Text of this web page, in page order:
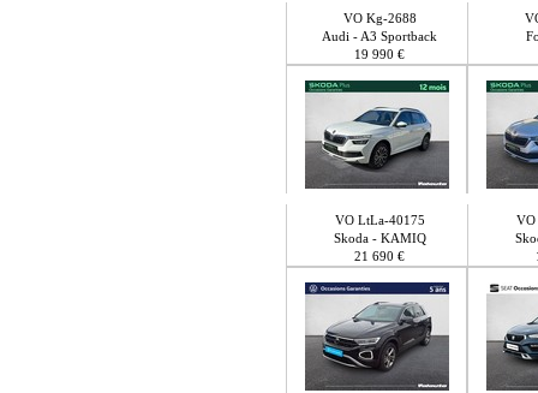
VO Kg-2688
Audi - A3 Sportback
19 990 €
VO LtLa-40175
Skoda - KAMIQ
21 690 €
VO